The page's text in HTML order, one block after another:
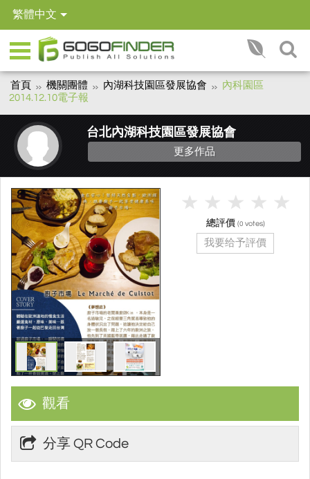
繁體中文
首頁 機關團體 內湖科技園區發展協會
內科園區
2014.12.10電子報
台北內湖科技園區發展協會
更多作品
觀看
分享 QR Code
總評價 (0 votes)
我要给予評價